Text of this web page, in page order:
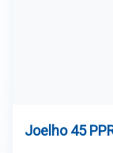
Joelho 45